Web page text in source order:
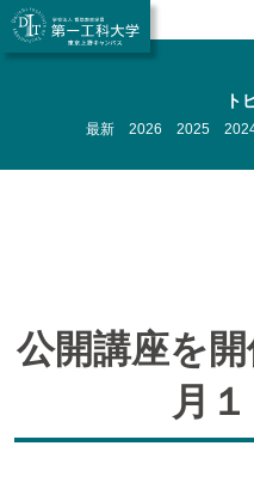
ト
最新 2026 2025
公開講座を
月１